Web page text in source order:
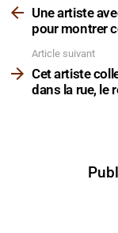
plus
Une artiste
pour montrer
Article suivant
Cet artiste
dans la rue, le